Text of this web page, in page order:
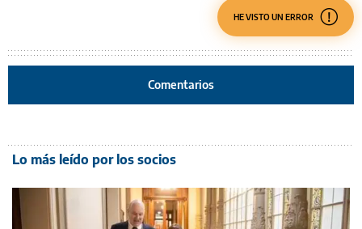
HE VISTO UN ERROR
Comentarios
Lo más leído por los socios